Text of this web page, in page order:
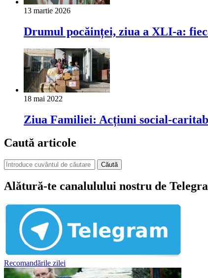
13 martie 2026
Drumul pocăinței, ziua a XLI-a:
18 mai 2022
Ziua Familiei: Acțiuni social-
Caută articole
Căută
Alătură-te canalulului nostru de
Recomandările zilei